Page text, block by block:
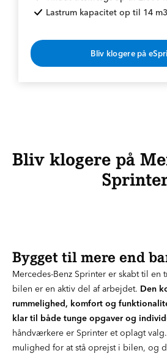
Lastrum kapacitet op til 14 m3
Bliv klogere på
Bliv klogere på
Bygget til mere end
Mercedes-Benz Sprinter er skabt til en
bilen er en aktiv del af arbejdet. Den
rummelighed, komfort og
klar til både tunge opgaver og
håndværkere er Sprinter et oplagt
mulighed for at stå oprejst i bilen, og